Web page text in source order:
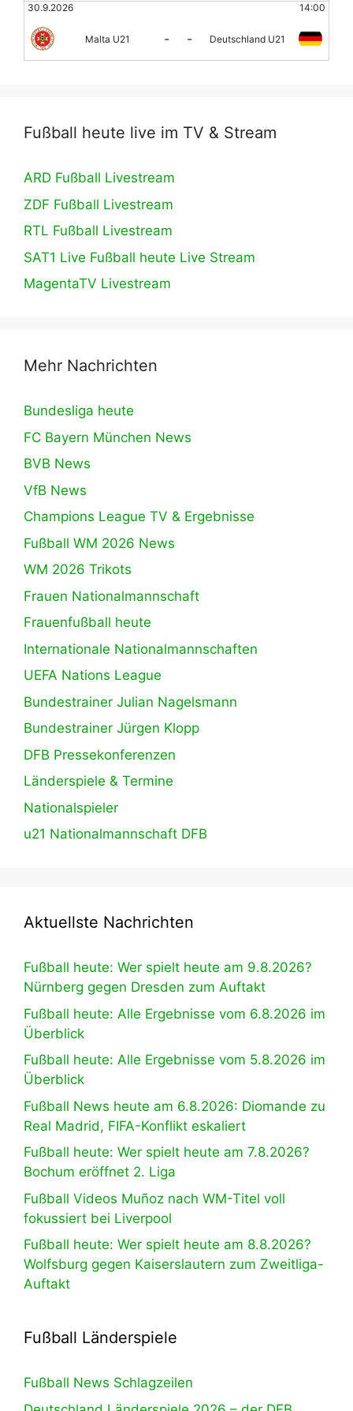
30.9.2026 14:00
Malta U21 - - Deutschland U21
Fußball heute live im TV & Stream
ARD Fußball Livestream
ZDF Fußball Livestream
RTL Fußball Livestream
SAT1 Live Fußball heute Live Stream
MagentaTV Livestream
Mehr Nachrichten
Bundesliga heute
FC Bayern München News
BVB News
VfB News
Champions League TV & Ergebnisse
Fußball WM 2026 News
WM 2026 Trikots
Frauen Nationalmannschaft
Frauenfußball heute
Internationale Nationalmannschaften
UEFA Nations League
Bundestrainer Julian Nagelsmann
Bundestrainer Jürgen Klopp
DFB Pressekonferenzen
Länderspiele & Termine
Nationalspieler
u21 Nationalmannschaft DFB
Aktuellste Nachrichten
Fußball heute: Wer spielt heute am 9.8.2026?
Nürnberg gegen Dresden zum Auftakt
Fußball heute: Alle Ergebnisse vom 6.8.2026 im
Überblick
Fußball heute: Alle Ergebnisse vom 5.8.2026 im
Überblick
Fußball News heute am 6.8.2026: Diomande zu
Real Madrid, FIFA-Konflikt eskaliert
Fußball heute: Wer spielt heute am 7.8.2026?
Bochum eröffnet 2. Liga
Fußball Videos Muñoz nach WM-Titel voll
fokussiert bei Liverpool
Fußball heute: Wer spielt heute am 8.8.2026?
Wolfsburg gegen Kaiserslautern zum Zweitliga-
Auftakt
Fußball Länderspiele
Fußball News Schlagzeilen